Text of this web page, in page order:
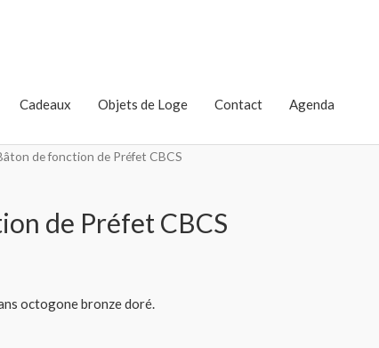
Cadeaux Objets de Loge Contact Agenda
de fonction de Préfet CBCS
de Préfet CBCS
octogone bronze doré.